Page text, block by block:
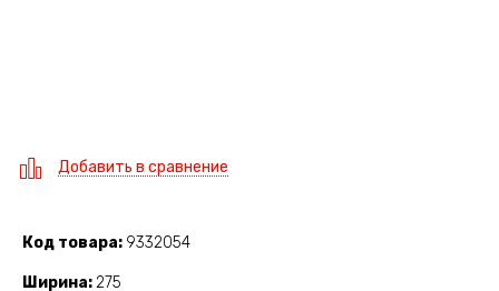
Добавить в сравнение
Код товара 9332054
Ширина 275